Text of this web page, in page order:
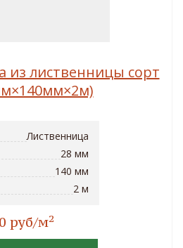
из лиственницы сорт
Лиственница
28 мм
140 мм
2 м
руб/м2